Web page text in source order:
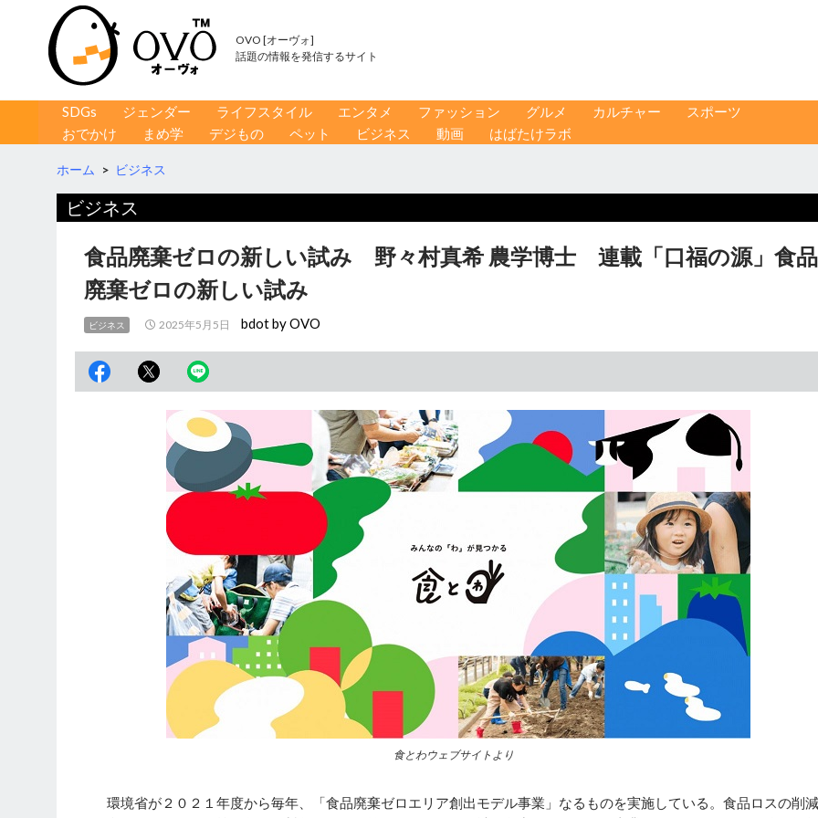
OVO [オーヴォ]
話題の情報を発信するサイト
コンテンツへ移動
SDGs ジェンダー ライフスタイル エンタメ ファッション グルメ カルチャー
スポーツ
おでかけ
まめ学 デジもの ペット ビジネス 動画 はばたけラボ
ホーム > ビジネス
ビジネス
食品廃棄ゼロの新しい試み 野々村真希 農学博士 連載「口福の源」食品
廃棄ゼロの新しい試み
ビジネス 2025年5月5日 bdot by OVO
食とわウェブサイトより
環境省が２０２１年度から毎年、「食品廃棄ゼロエリア創出モデル事業」なるものを実施している。食品ロスの削減